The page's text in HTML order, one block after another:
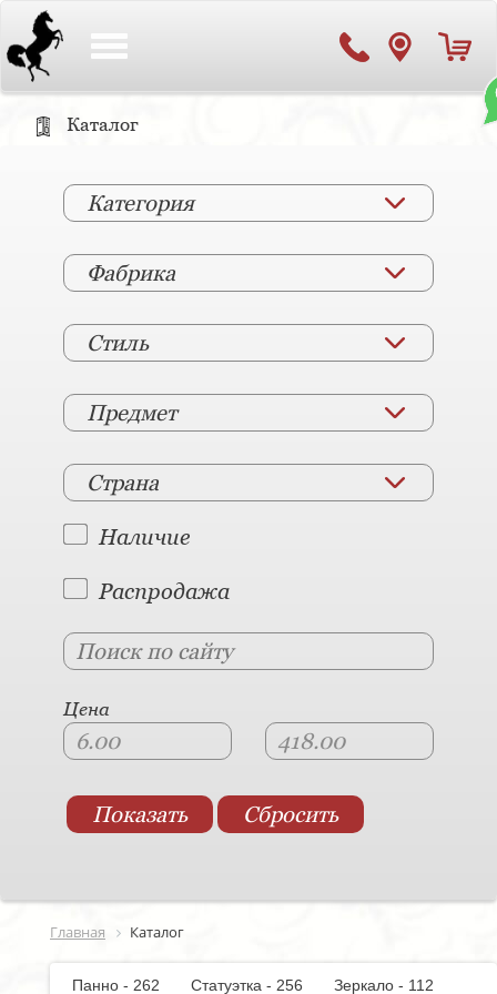
Каталог
Категория
Фабрика
Стиль
Предмет
Страна
Наличие
Распродажа
Цена
Главная Каталог
Панно - 262 Статуэтка - 256
Зеркало - 112